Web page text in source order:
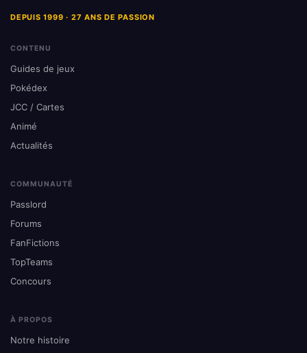
DEPUIS 1999 · 27 ANS DE PASSION
CONTENU
Guides de jeux
Pokédex
JCC / Cartes
Animé
Actualités
COMMUNAUTÉ
Passlord
Forums
FanFictions
TopTeams
Concours
À PROPOS
Notre histoire